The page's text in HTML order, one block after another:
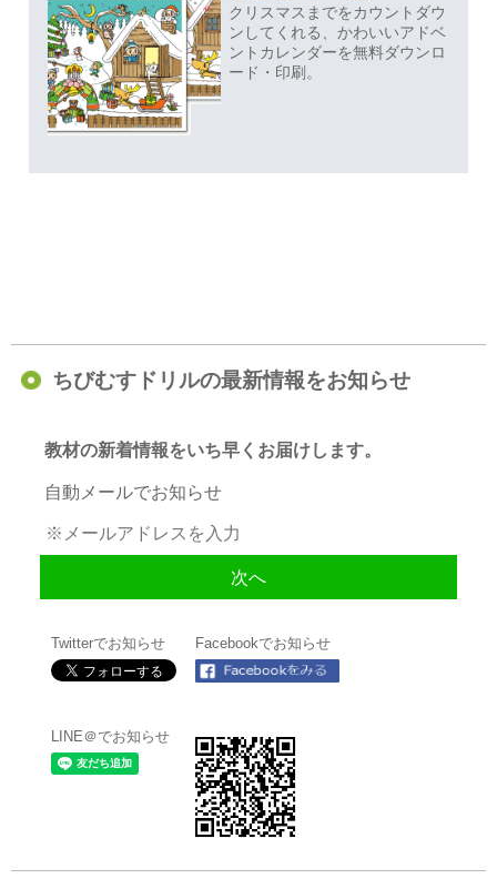
クリスマスまでをカウントダウ
ンしてくれる、かわいいアドベ
ントカレンダーを無料ダウンロ
ード・印刷。
ちびむすドリルの最新情報をお知らせ
教材の新着情報をいち早くお届けします。
自動メールでお知らせ
Twitterでお知らせ Facebookでお知らせ
LINE＠でお知らせ